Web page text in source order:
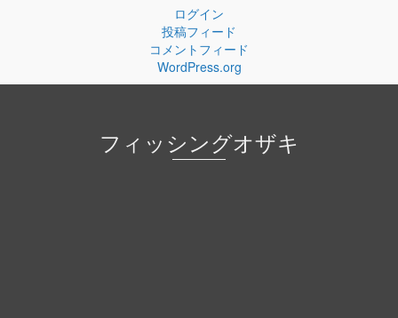
ログイン
投稿フィード
コメントフィード
WordPress.org
フィッシングオザキ